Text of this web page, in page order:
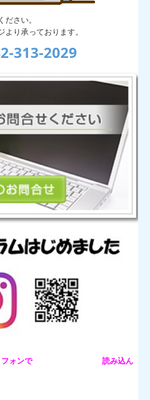
ださい。
り承っております。
313-2029
ートフォンで読み込ん